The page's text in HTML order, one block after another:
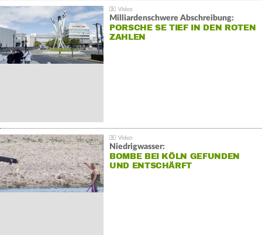
Milliardenschwere Abschreibung:
PORSCHE SE TIEF IN DEN ROTEN
ZAHLEN
Niedrigwasser:
BOMBE BEI KÖLN GEFUNDEN
UND ENTSCHÄRFT